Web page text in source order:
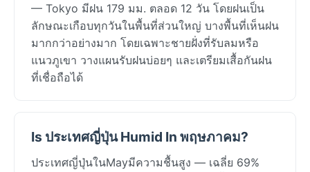
— Tokyo มีฝน 179 มม. ตลอด 12 วัน โดยฝนเป็น
ลักษณะเกือบทุกวันในพื้นที่ส่วนใหญ่ บางพื้นที่เห็นฝน
มากกว่าอย่างมาก โดยเฉพาะชายฝั่งที่รับลมหรือ
แนวภูเขา วางแผนรับฝนบ่อยๆ และเตรียมเสื้อกันฝน
ที่เชื่อถือได้
Is ประเทศญี่ปุ่น Humid In พฤษภาคม?
ประเทศญี่ปุ่นในMayมีความชื้นสูง — เฉลี่ย 69%